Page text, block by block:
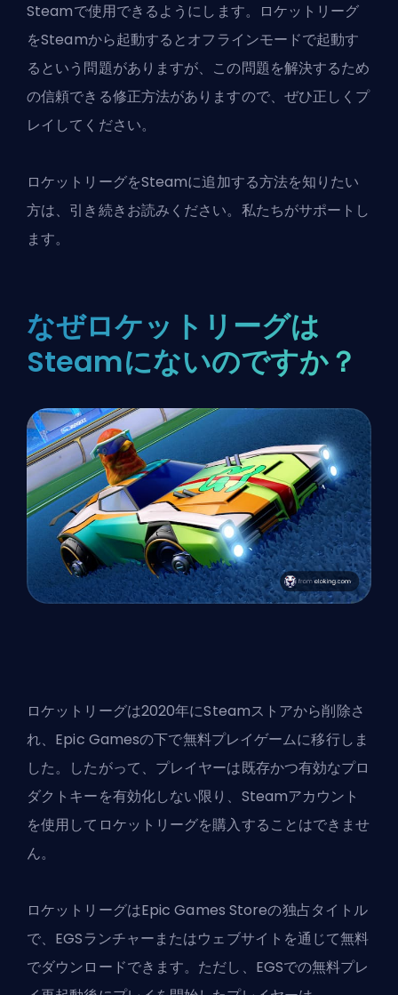
Steamで使用できるようにします。ロケットリーグ
をSteamから起動するとオフラインモードで起動す
るという問題がありますが、この問題を解決するため
の信頼できる修正方法がありますので、ぜひ正しくプ
レイしてください。
ロケットリーグをSteamに追加する方法を知りたい
方は、引き続きお読みください。私たちがサポートし
ます。
なぜロケットリーグは
Steamにないのですか？
ロケットリーグは2020年にSteamストアから削除さ
れ、 Epic Gamesの下で無料プレイゲームに移行しま
した。したがって、プレイヤーは既存かつ有効なプロ
ダクトキーを有効化しない限り、Steamアカウント
を使用してロケットリーグを購入することはできませ
ん。
ロケットリーグはEpic Games Storeの独占タイトル
で、EGSランチャーまたはウェブサイトを通じて無料
でダウンロードできます。ただし、EGSでの無料プレ